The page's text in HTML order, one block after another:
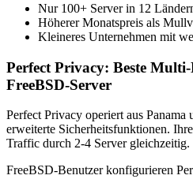
Nur 100+ Server in 12
Höherer Monatspreis als
Kleineres Unternehmen mit
Perfect Privacy: Beste
FreeBSD-Server
Perfect Privacy operiert aus Panama
erweiterte Sicherheitsfunktionen.
Traffic durch 2-4 Server gleichzeitig.
FreeBSD-Benutzer konfigurieren